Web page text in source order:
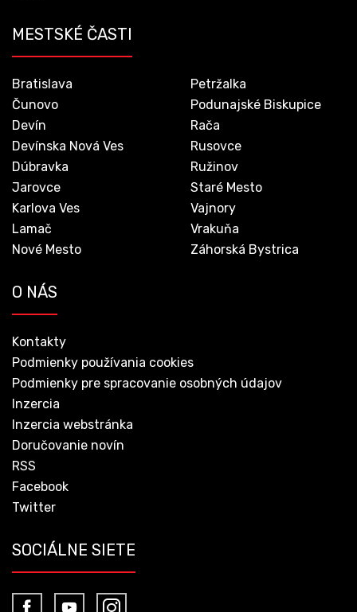
MESTSKÉ ČASTI
Bratislava
Čunovo
Devín
Devínska Nová Ves
Dúbravka
Jarovce
Karlova Ves
Lamač
Nové Mesto
Petržalka
Podunajské Biskupice
Rača
Rusovce
Ružinov
Staré Mesto
Vajnory
Vrakuňa
Záhorská Bystrica
O NÁS
Kontakty
Podmienky používania cookies
Podmienky pre spracovanie osobných údajov
Inzercia
Inzercia webstránka
Doručovanie novín
RSS
Facebook
Twitter
SOCIÁLNE SIETE